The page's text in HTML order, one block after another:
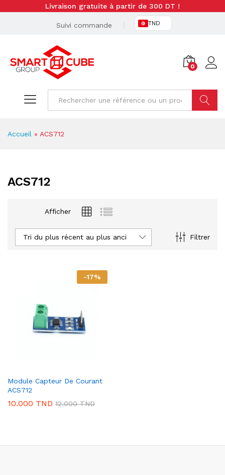
Livraison gratuite à partir de 300 DT !
Suivi commande TND
0
Accueil » ACS712
ACS712
Afficher
Filtrer
Tri du plus récent au plus ancien
-17%
Module Capteur De Courant
ACS712
10.000 TND 12.000TND